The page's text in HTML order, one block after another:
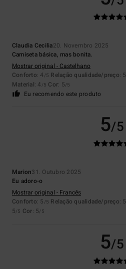
Claudia Cecilia20. Novembro 2025
Camiseta básica, mas bonita.
Mostrar original - Castelhano
Conforto: 4 /5 Relação qualidade/preço: 5
Material: 4 /5 Cor: 5/5
Eu recomendo este produto
5/5
Marion31. Outubro 2025
Eu adoro-o
Mostrar original - Francês
Conforto: 5 /5 Relação qualidade/preço: 5
5/5 Cor: 5/5
5/5